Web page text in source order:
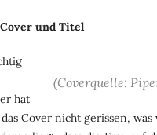
und Titel
(Coverquelle:
hat
Cover nicht gerissen,